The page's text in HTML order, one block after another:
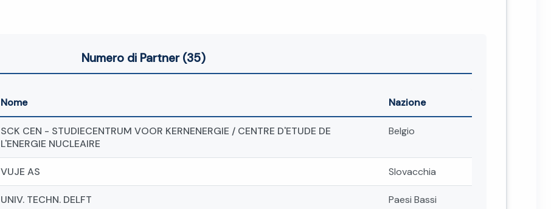
Numero di Partner (35)
Nome Nazione
SCK CEN - STUDIECENTRUM VOOR KERNENERGIE / CENTRE D'ETUDE DE
L'ENERGIE NUCLEAIRE
Belgio
VUJE AS Slovacchia
UNIV. TECHN. DELFT Paesi Bassi